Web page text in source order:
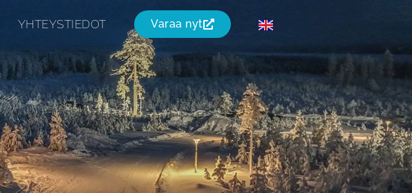
YHTEYSTIEDOT Varaa nyt